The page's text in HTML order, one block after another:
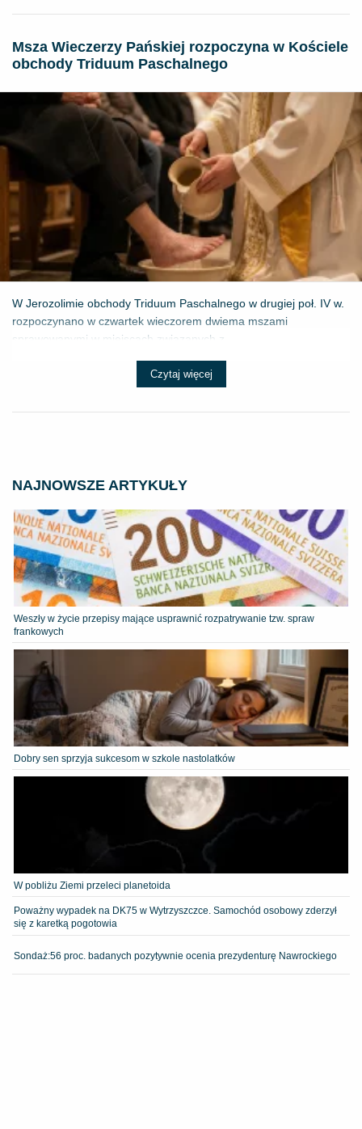
Msza Wieczerzy Pańskiej rozpoczyna w Kościele
obchody Triduum Paschalnego
W Jerozolimie obchody Triduum Paschalnego w drugiej poł. IV w.
rozpoczynano w czwartek wieczorem dwiema mszami
sprawowanymi w miejscach związanych z...
Czytaj więcej
NAJNOWSZE ARTYKUŁY
Weszły w życie przepisy mające usprawnić rozpatrywanie tzw. spraw
frankowych
Dobry sen sprzyja sukcesom w szkole nastolatków
W pobliżu Ziemi przeleci planetoida
Poważny wypadek na DK75 w Wytrzyszczce. Samochód osobowy zderzył
się z karetką pogotowia
​Sondaż:56 proc. badanych pozytywnie ocenia prezydenturę Nawrockiego